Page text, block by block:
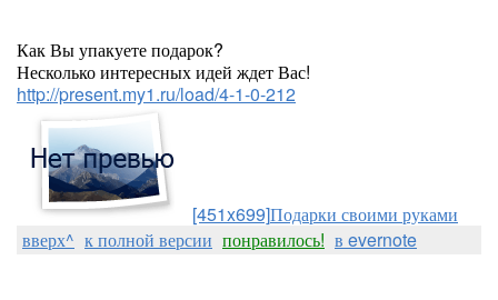
Как Вы упакуете подарок?
Несколько интересных идей ждет Вас!
http://present.my1.ru/load/4-1-0-212
[451x699]Подарки своими руками
вверх^ к полной версии понравилось! в evernote